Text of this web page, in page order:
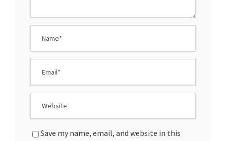
Save my name, email, and website in this